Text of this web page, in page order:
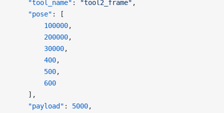
    "tool_name"
: "tool2_frame" ,
    "pose"
: [
        100000
,
        200000
,
        30000
,
        400
,
        500
,
        600
    ],
    "payload"
: 5000,